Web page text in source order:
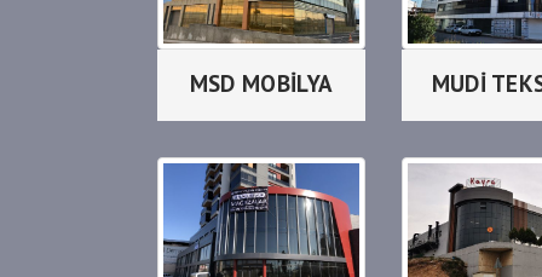
MSD MOBİLYA MUDİ